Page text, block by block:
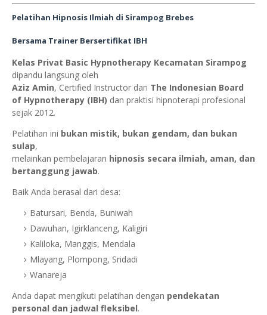
Pelatihan Hipnosis Ilmiah di Sirampog Brebes
Bersama Trainer Bersertifikat IBH
Kelas Privat Basic Hypnotherapy Kecamatan Sirampog
dipandu langsung oleh
Aziz Amin, Certified Instructor dari The Indonesian Board
of Hypnotherapy (IBH) dan praktisi hipnoterapi profesional
sejak 2012.
Pelatihan ini bukan mistik, bukan gendam, dan bukan
sulap,
melainkan pembelajaran hipnosis secara ilmiah, aman, dan
bertanggung jawab.
Baik Anda berasal dari desa:
Batursari, Benda, Buniwah
Dawuhan, Igirklanceng, Kaligiri
Kaliloka, Manggis, Mendala
Mlayang, Plompong, Sridadi
Wanareja
Anda dapat mengikuti pelatihan dengan pendekatan
personal dan jadwal fleksibel.